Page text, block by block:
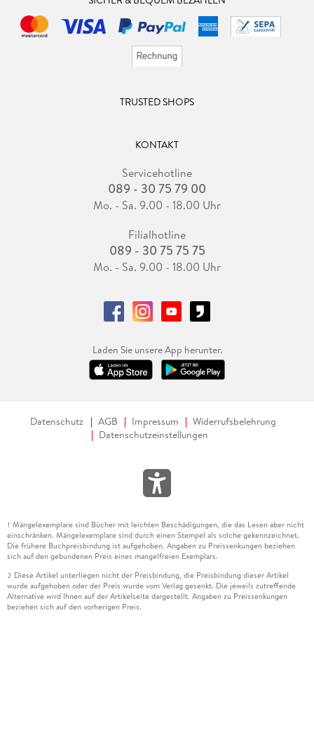
TRUSTED SHOPS
KONTAKT
Servicehotline
089 - 30 75 79 00
Mo. - Sa. 9.00 - 18.00 Uhr
Filialhotline
089 - 30 75 75 75
Mo. - Sa. 9.00 - 18.00 Uhr
Laden Sie unsere App herunter.
Datenschutz AGB Impressum
Widerrufsbelehrung
Datenschutzeinstellungen
1 Mängelexemplare sind Bücher mit leichten Beschädigungen, die das Lesen aber nicht
einschränken. Mängelexemplare sind durch einen Stempel als solche gekennzeichnet.
Die frühere Buchpreisbindung ist aufgehoben. Angaben zu Preissenkungen beziehen
sich auf den gebundenen Preis eines mangelfreien Exemplars.
2 Diese Artikel unterliegen nicht der Preisbindung, die Preisbindung dieser Artikel
wurde aufgehoben oder der Preis wurde vom Verlag gesenkt. Die jeweils zutreffende
Alternative wird Ihnen auf der Artikelseite dargestellt. Angaben zu Preissenkungen
beziehen sich auf den vorherigen Preis.